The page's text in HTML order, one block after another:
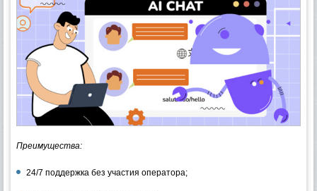
Преимущества:
24/7 поддержка без участия оператора;